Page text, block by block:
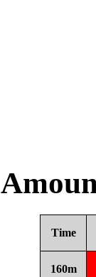
Time
160m